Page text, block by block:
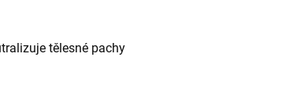
tělesné pachy